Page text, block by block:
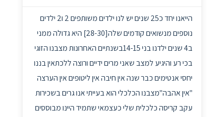
הייאנו יחד כ25 שנים יש לנו ילדים משותפים 2 ו2 ילדים
נוספים מנשואים קודמים שלה[28-30] היא גדולה ממני
ב4 שנים ילדנו בני 14-15בשנתיים האחרונות מצבנו הזוגי
בכי רע והיגיע למצב שאני מרים ידיים ורוצה ללכתאין בננו
יחסי אנטימים כבר שנה אין חיבה אין ליטופים אין הערצה
"אין אהבה"מצבנו הכלכלי הוא בעייתי אנו גרים בשכירות
עקב קריסה כלכלית שלי כעצמאי שתמיד היינו מבוססים